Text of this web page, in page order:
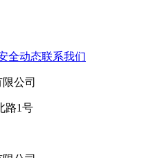
全动态联系我们
公司
路1号